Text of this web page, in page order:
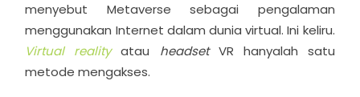
menyebut Metaverse sebagai pengalaman
menggunakan Internet dalam dunia virtual. Ini keliru.
Virtual realityatau headset VR hanyalah satu
metode mengakses.